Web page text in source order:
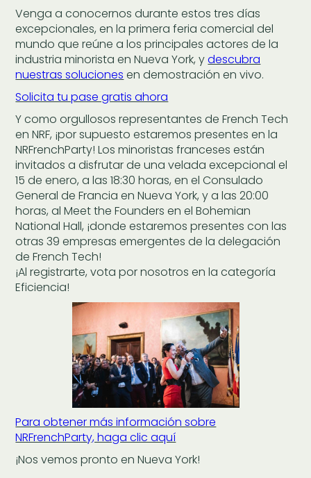
Venga a conocernos durante estos tres días
excepcionales, en la primera feria comercial del
mundo que reúne a los principales actores de la
industria minorista en Nueva York, ydescubra
nuestras soluciones en demostración en vivo.
Solicita tu pase gratis ahora
Y como orgullosos representantes de French Tech
en NRF, ¡por supuesto estaremos presentes en la
NRFrenchParty! Los minoristas franceses están
invitados a disfrutar de una velada excepcional el
15 de enero, a las 18:30 horas, en el Consulado
General de Francia en Nueva York, y a las 20:00
horas, al Meet the Founders en el Bohemian
National Hall, ¡donde estaremos presentes con las
otras 39 empresas emergentes de la delegación
de French Tech!
¡Al registrarte, vota por nosotros en la categoría
Eficiencia!
Para obtener más información sobre
NRFrenchParty, haga clic aquí
¡Nos vemos pronto en Nueva York!